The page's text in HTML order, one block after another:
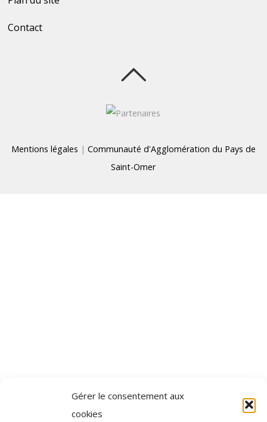
Gérer le consentement aux
cookies
Contact
Mentions légales | Communauté d'Agglomération du Pays de
Saint-Omer